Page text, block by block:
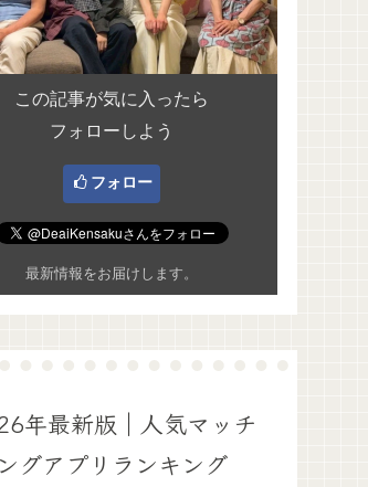
この記事が気に入ったら
フォローしよう
フォロー
最新情報をお届けします。
年最新版｜人気マッチ
ングアプリランキング